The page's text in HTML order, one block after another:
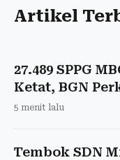
Artikel
27.489 SPPG
Ketat, BGN
5 menit lalu
Tembok SDN